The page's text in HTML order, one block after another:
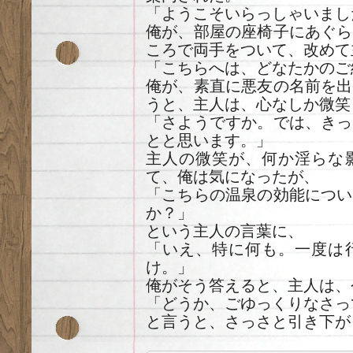
「ようこそいらっしゃいま
俺が、部屋の座椅子にあぐ
ころで両手をついて、改め
「こちらへは、どなたかの
俺が、素直に悪友の名前を
うと、主人は、心なしか微
「さようですか。では、き
とと思います。」
主人の微笑が、何か淫らな
て、俺は気になったが、
「こちらの温泉の効能につ
か？」
という主人の言葉に、
「いえ、特に何も。一度
け。」
俺がそう答えると、主人は
「どうか、ごゆっくりなさ
と言うと、さっさと引き下